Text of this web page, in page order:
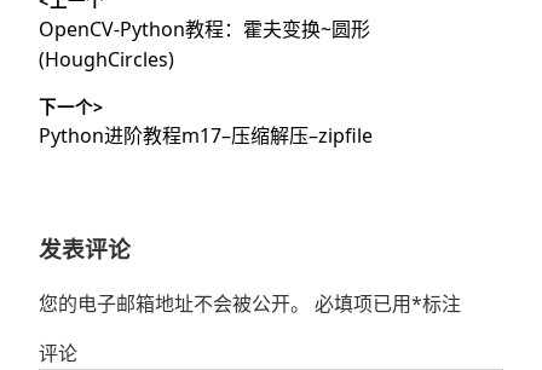
章
导
航
上
篇
章：
OpenCV-Python教程：霍夫变换~圆形
(HoughCircles)
下一个>
下
Python进阶教程m17–压缩解压–zipfile
发表评论
您的电子邮箱地址不会被公开。 必填项已用*标注
评论